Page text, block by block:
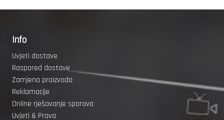
Info
Uvjeti dostave
Raspored dostave
Zamjena proizvoda
Reklamacije
Online rješavanje sporova
Uvjeti & Prava